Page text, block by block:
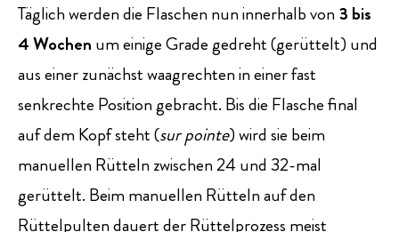
Täglich werden die Flaschen nun innerhalb von3 bis
4 Wochen um einige Grade gedreht (gerüttelt) und
aus einer zunächst waagrechten in einer fast
senkrechte Position gebracht. Bis die Flasche final
auf dem Kopf steht (sur pointe) wird sie beim
manuellen Rütteln zwischen 24 und 32-mal
gerüttelt. Beim manuellen Rütteln auf den
Rüttelpulten dauert der Rüttelprozess meist